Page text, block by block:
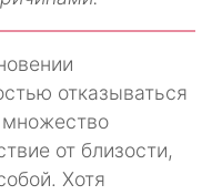
отказываться
множество
от близости,
Хотя